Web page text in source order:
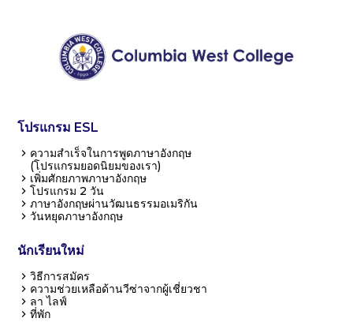
โปรแกรม ESL
ความสำเร็จในการพูดภาษาอังกฤษ
(โปรแกรมยอดนิยมของเรา)
เพิ่มศักยภาพภาษาอังกฤษ
โปรแกรม 2 วัน
ภาษาอังกฤษผ่านวัฒนธรรมอเมริกัน
วันหยุดภาษาอังกฤษ
นักเรียนใหม่
วิธีการสมัคร
ความช่วยเหลือด้านวีซ่าจากผู้เชี่ยวชา
ลา ไลฟ์
ที่พัก